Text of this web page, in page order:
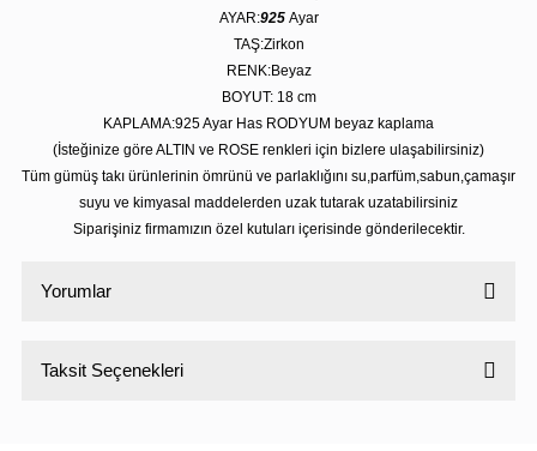
AYAR:925 Ayar
TAŞ:Zirkon
RENK:Beyaz
BOYUT: 18 cm
KAPLAMA:925 Ayar Has RODYUM beyaz kaplama
(İsteğinize göre ALTIN ve ROSE renkleri için bizlere ulaşabilirsiniz)
Tüm gümüş takı ürünlerinin ömrünü ve parlaklığını su,parfüm,sabun,çamaşır
suyu ve kimyasal maddelerden uzak tutarak uzatabilirsiniz
Siparişiniz firmamızın özel kutuları içerisinde gönderilecektir.
Yorumlar
Taksit Seçenekleri